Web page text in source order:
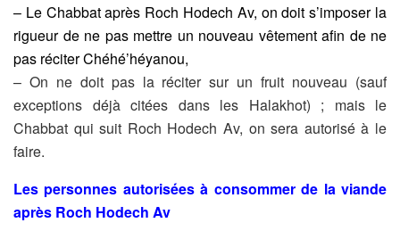
– Le Chabbat après Roch Hodech Av, on doit s’imposer la
rigueur de ne pas mettre un nouveau vêtement afin de ne
pas réciter Chéhé’héyanou,
– On ne doit pas la réciter sur un fruit nouveau (sauf
exceptions déjà citées dans les Halakhot) ; mais le
Chabbat qui suit Roch Hodech Av, on sera autorisé à le
faire.
Les personnes autorisées à consommer de la viande
après Roch Hodech Av